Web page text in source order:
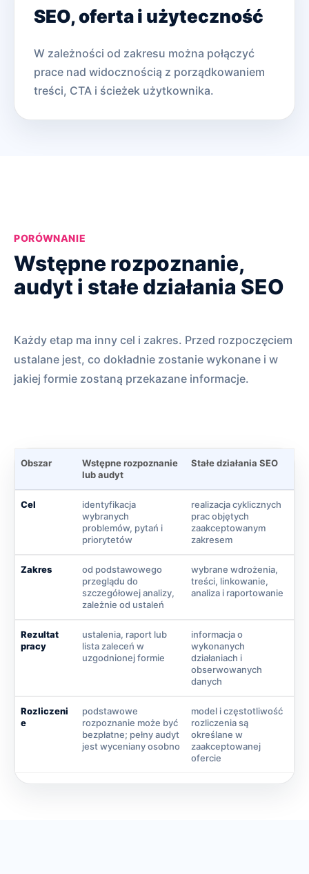
SEO, oferta i użyteczność
W zależności od zakresu można połączyć
prace nad widocznością z porządkowaniem
treści, CTA i ścieżek użytkownika.
PORÓWNANIE
Wstępne rozpoznanie,
audyt i stałe działania SEO
Każdy etap ma inny cel i zakres. Przed rozpoczęciem
ustalane jest, co dokładnie zostanie wykonane i w
jakiej formie zostaną przekazane informacje.
Obszar
Wstępne rozpoznanie
lub audyt
Stałe działania SEO
Cel
identyfikacja
wybranych
problemów, pytań i
priorytetów
realizacja cyklicznych
prac objętych
zaakceptowanym
zakresem
Zakres
od podstawowego
przeglądu do
szczegółowej analizy,
zależnie od ustaleń
wybrane wdrożenia,
treści, linkowanie,
analiza i raportowanie
Rezultat
pracy
ustalenia, raport lub
lista zaleceń w
uzgodnionej formie
informacja o
wykonanych
działaniach i
obserwowanych
danych
Rozliczeni
e
podstawowe
rozpoznanie może być
bezpłatne; pełny audyt
jest wyceniany osobno
model i częstotliwość
rozliczenia są
określane w
zaakceptowanej
ofercie